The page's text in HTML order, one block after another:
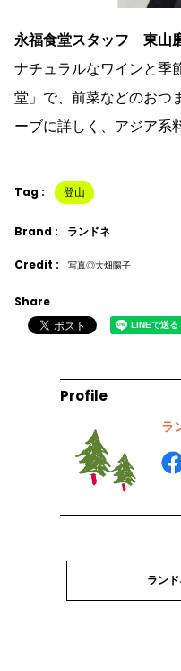
永福食堂スタッフ 東山
ナチュラルなワインと季
堂」で、前菜などのおつ
ーブに詳しく、アジア系
Tag : 登山
Brand : ランドネ
Credit : 写真◎大畑陽子
Share
Profile
ラ
ラン